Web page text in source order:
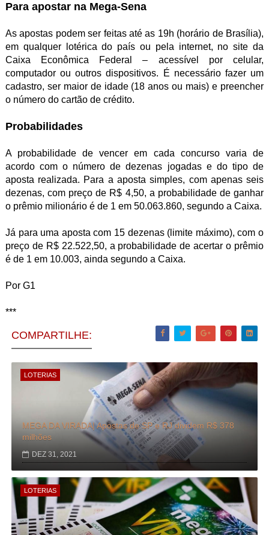
Para apostar na Mega-Sena
As apostas podem ser feitas até as 19h (horário de Brasília),
em qualquer lotérica do país ou pela internet, no site da
Caixa Econômica Federal – acessível por celular,
computador ou outros dispositivos. É necessário fazer um
cadastro, ser maior de idade (18 anos ou mais) e preencher
o número do cartão de crédito.
Probabilidades
A probabilidade de vencer em cada concurso varia de
acordo com o número de dezenas jogadas e do tipo de
aposta realizada. Para a aposta simples, com apenas seis
dezenas, com preço de R$ 4,50, a probabilidade de ganhar
o prêmio milionário é de 1 em 50.063.860, segundo a Caixa.
Já para uma aposta com 15 dezenas (limite máximo), com o
preço de R$ 22.522,50, a probabilidade de acertar o prêmio
é de 1 em 10.003, ainda segundo a Caixa.
Por G1
***
COMPARTILHE:
LOTERIAS
MEGA DA VIRADA| Apostas de SP e RJ dividem R$ 378
milhões
DEZ 31, 2021
LOTERIAS